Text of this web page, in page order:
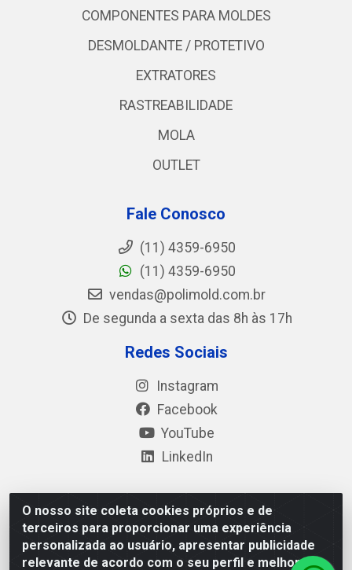
O nosso site coleta cookies próprios e de
terceiros para proporcionar uma experiência
personalizada ao usuário, apresentar publicidade
relevante de acordo com o seu perfil e melhorar a
COMPONENTES PARA MOLDES
DESMOLDANTE / PROTETIVO
EXTRATORES
RASTREABILIDADE
MOLA
OUTLET
Fale Conosco
(11) 4359-6950
(11) 4359-6950
vendas@polimold.com.br
De segunda a sexta das 8h às 17h
Redes Sociais
Instagram
Facebook
YouTube
LinkedIn
Polimold Industrial Ltda - Estrada dos Casa, 4585 – São
Bernardo do Campo / SP – CEP: 09.840-000 - CNPJ
44.106.466/0001-41